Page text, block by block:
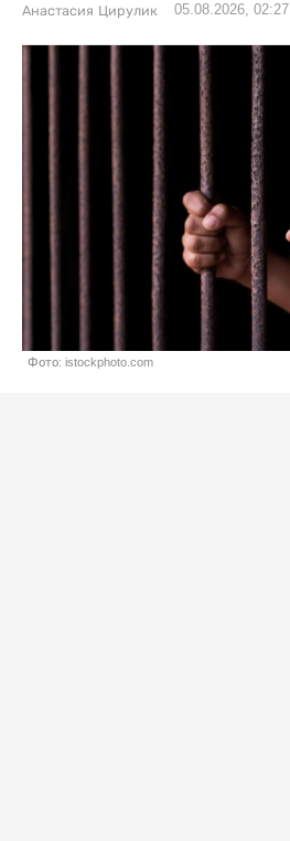
Анастасия Цирулик 05.08.2026, 02:27
Фото: istockphoto.com